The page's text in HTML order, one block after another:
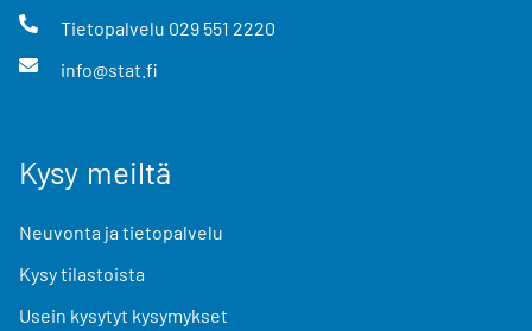
Tietopalvelu 029 551 2220
info@stat.fi
Kysy meiltä
Neuvonta ja tietopalvelu
Kysy tilastoista
Usein kysytyt kysymykset